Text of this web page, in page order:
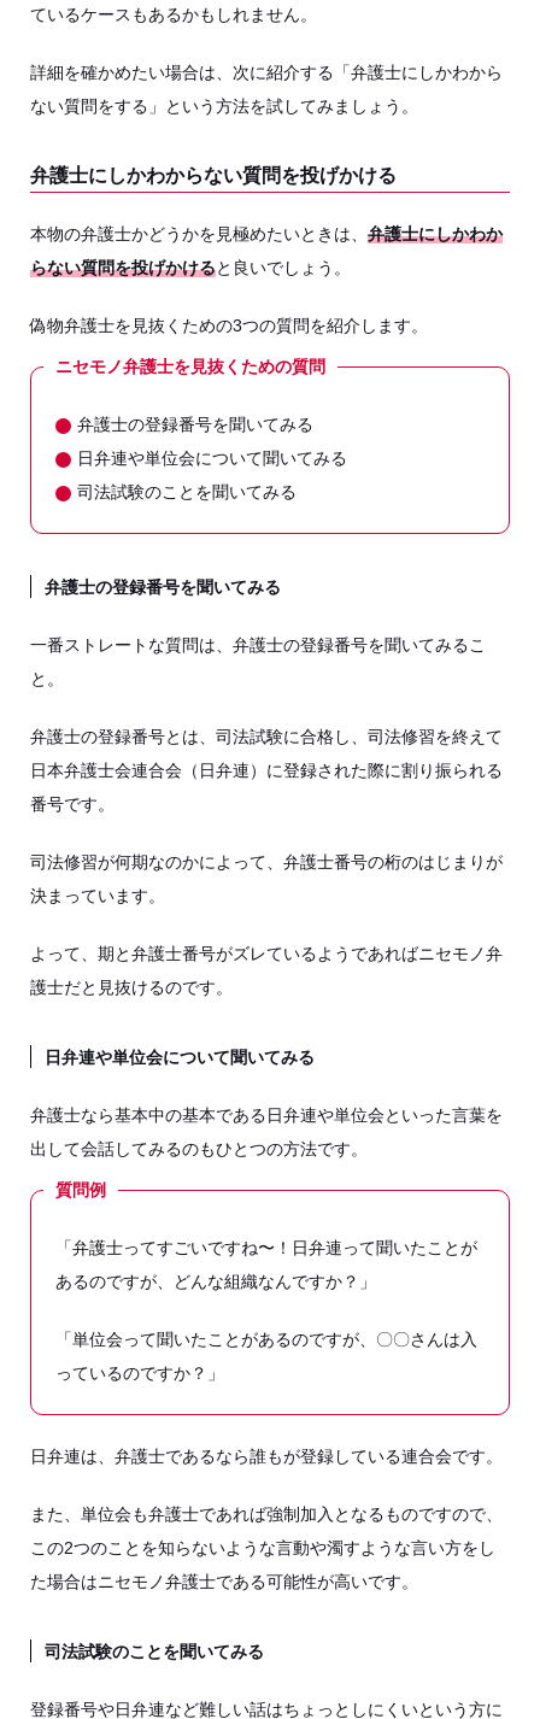
ているケースもあるかもしれません。
詳細を確かめたい場合は、次に紹介する「弁護士にしかわから
ない質問をする」という方法を試してみましょう。
弁護士にしかわからない質問を投げかける
本物の弁護士かどうかを見極めたいときは、 弁護士にしかわか
らない質問を投げかけると良いでしょう。
偽物弁護士を見抜くための3つの質問を紹介します。
ニセモノ弁護士を見抜くための質問
弁護士の登録番号を聞いてみる
日弁連や単位会について聞いてみる
司法試験のことを聞いてみる
弁護士の登録番号を聞いてみる
一番ストレートな質問は、弁護士の登録番号を聞いてみるこ
と。
弁護士の登録番号とは、司法試験に合格し、司法修習を終えて
日本弁護士会連合会（日弁連）に登録された際に割り振られる
番号です。
司法修習が何期なのかによって、弁護士番号の桁のはじまりが
決まっています。
よって、期と弁護士番号がズレているようであればニセモノ弁
護士だと見抜けるのです。
日弁連や単位会について聞いてみる
弁護士なら基本中の基本である日弁連や単位会といった言葉を
出して会話してみるのもひとつの方法です。
質問例
「弁護士ってすごいですね〜！日弁連って聞いたことが
あるのですが、どんな組織なんですか？」
「単位会って聞いたことがあるのですが、〇〇さんは入
っているのですか？」
日弁連は、弁護士であるなら誰もが登録している連合会です。
また、単位会も弁護士であれば強制加入となるものですので、
この2つのことを知らないような言動や濁すような言い方をし
た場合はニセモノ弁護士である可能性が高いです。
司法試験のことを聞いてみる
登録番号や日弁連など難しい話はちょっとしにくいという方に